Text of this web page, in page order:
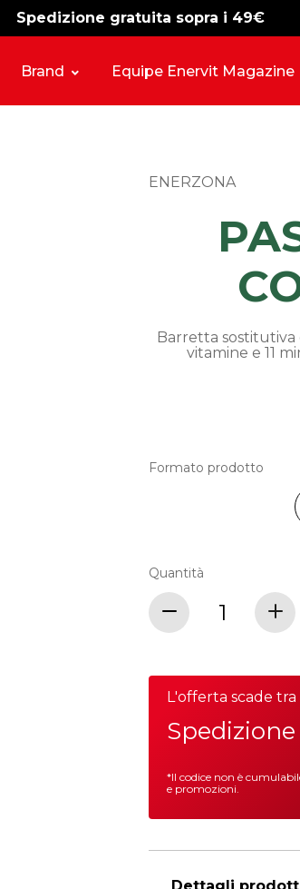
Spedizione gratuita sopra i 49€
-15% free shipping
Brand Equipe Enervit Magazine
ENERZONA
Barretta sostitutiva
vitamine e 11
Formato prodotto
Quantità
L'offerta scade tra
*Il codice non è
e promozioni.